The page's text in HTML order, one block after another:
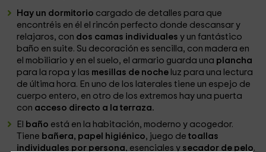
Hay un dormitorio cargado de detalles para que
encontréis en él el rincón perfecto donde descansar y
relajaros, con dos camas individuales y un fantástico
baño en suite. Su decoración es sencilla, con madera en
el mobiliario y en el suelo, el armario guarda una plancha
para la ropa y las mesillas de noche luz para una lectura
de última hora. En uno de los laterales tiene un espejo de
cuerpo entero, en otro de los extremos hay una puerta
con acceso directo a la terraza.
El baño está en la habitación, moderno y acogedor.
Tiene bañera, papel higiénico, juego detoallas
individuales por persona, esenciales y secador de pelo.